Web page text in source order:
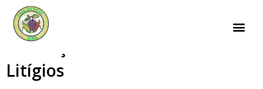
Resolução Alternativa De
Litígios